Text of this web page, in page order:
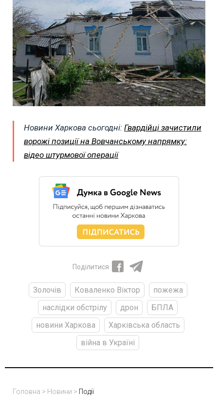
Новини Харкова сьогодні: Гвардійці зачистили
ворожі позиції на Вовчанському напрямку:
відео штурмової операції
Поділитися
Золочів Коваленко Віктор
пожежа
наслідки обстрілу
дрон
БПЛА
новини Харкова
Харківська область
війна в Україні
Головна > Новини > Події